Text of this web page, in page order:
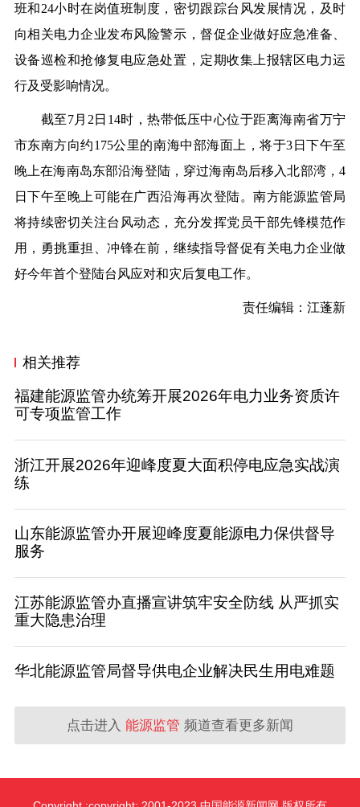
班和24小时在岗值班制度，密切跟踪台风发展情况，及时
向相关电力企业发布风险警示，督促企业做好应急准备、
设备巡检和抢修复电应急处置，定期收集上报辖区电力运
行及受影响情况。
截至7月 2 日 14时，热带低压中心位于距离海南省万宁
市东南方向约175公里的南海中部海面上，将于3 日下午至
晚上在海南岛东部沿海登陆，穿过海南岛后移入北部湾，4
日下午至晚上可能在广西沿海再次登陆。南方能源监管局
将持续密切关注台风动态，充分发挥党员干部先锋模范作
用，勇挑重担、冲锋在前，继续指导督促有关电力企业做
好今年首个登陆台风应对和灾后复电工作。
责任编辑：江蓬新
相关推荐
福建能源监管办统筹开展2026年电力业务资质许
可专项监管工作
浙江开展2026年迎峰度夏大面积停电应急实战演
练
山东能源监管办开展迎峰度夏能源电力保供督导
服务
江苏能源监管办直播宣讲筑牢安全防线 从严抓实
重大隐患治理
华北能源监管局督导供电企业解决民生用电难题
点击进入 能源监管 频道查看更多新闻